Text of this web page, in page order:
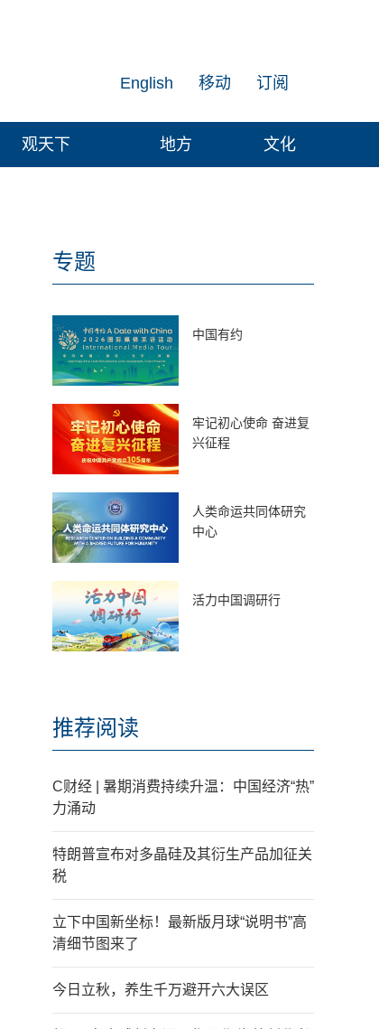
订阅
移动
English
观天下 地方 文化
专题
中国有约
牢记初心使命 奋进复
兴征程
人类命运共同体研究
中心
活力中国调研行
推荐阅读
C财经 | 暑期消费持续升温：中国经济“热”
力涌动
特朗普宣布对多晶硅及其衍生产品加征关
税
立下中国新坐标！最新版月球“说明书”高
清细节图来了
今日立秋，养生千万避开六大误区